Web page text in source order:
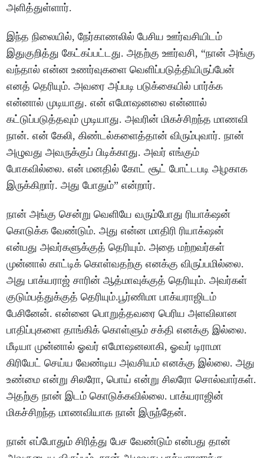
அளித்துள்ளார்.
இந்த நிலையில், நேர்காணலில் பேசிய ஊர்வசியிடம்
இதுகுறித்து கேட்கப்பட்டது. அதற்கு ஊர்வசி, “நான் அங்கு
வந்தால் என்ன உணர்வுகளை வெளிப்படுத்தியிருப்பேன்
எனத் தெரியும். அவரை அப்படி படுக்கையில் பார்க்க
என்னால் முடியாது. என் எமோஷனலை என்னால்
கட்டுப்படுத்தவும் முடியாது. அவரின் மிகச்சிறந்த மாணவி
நான். என் கேலி, கிண்டல்களைத்தான் விரும்புவார். நான்
அழுவது அவருக்குப் பிடிக்காது. அவர் எங்கும்
போகவில்லை. என் மனதில் கோட் சூட் போட்டபடி அழகாக
இருக்கிறார். அது போதும்” என்றார்.
நான் அங்கு சென்று வெளியே வரும்போது ரியாக்‌ஷன்
கொடுக்க வேண்டும். அது என்ன மாதிரி ரியாக்‌ஷன்
என்பது அவர்களுக்குத் தெரியும். அதை மற்றவர்கள்
முன்னால் காட்டிக் கொள்வதற்கு எனக்கு விருப்பமில்லை.
அது பாக்யராஜ் சாரின் ஆத்மாவுக்குத் தெரியும். அவர்கள்
குடும்பத்துக்குத் தெரியும்.பூர்ணிமா பாக்யராஜிடம்
பேசினேன். என்னை பொறுத்தவரை பெரிய அளவிலான
பாதிப்புகளை தாங்கிக் கொள்ளும் சக்தி எனக்கு இல்லை.
மீடியா முன்னால் ஓவர் எமோஷனலாகி, ஓவர் டிராமா
கிரியேட் செய்ய வேண்டிய அவசியம் எனக்கு இல்லை. அது
உண்மை என்று சிலரோ, பொய் என்று சிலரோ சொல்வார்கள்.
அதற்கு நான் இடம் கொடுக்கவில்லை. பாக்யராஜின்
மிகச்சிறந்த மாணவியாக நான் இருந்தேன்.
நான் எப்போதும் சிரித்து பேச வேண்டும் என்பது தான்